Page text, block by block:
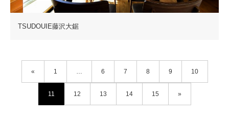
TSUDOUIE藤沢大鋸
« 1 … 6 7 8 9 10
11 12 13 14 15 »